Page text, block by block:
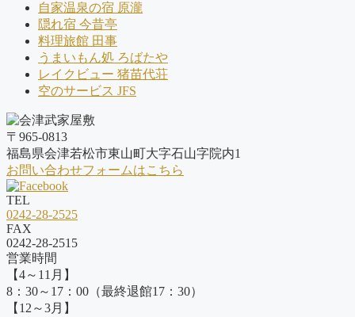
自家温泉の宿 原瀧
隠れ宿 今昔亭
料理旅館 田事
うまいもん処 ろばたや
レイクビュー 猪苗代荘
空のサービス JFS
〒965-0813
福島県会津若松市東山町大字石山字院内1
お問い合わせフォームはこちら
TEL
0242-28-2525
FAX
0242-28-2515
営業時間
【4～11月】
8：30～17：00（最終退館17：30）
【12～3月】